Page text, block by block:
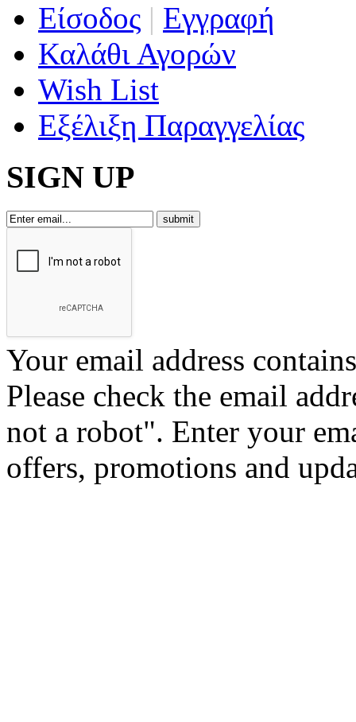
Είσοδος | Εγγραφή
Καλάθι Αγορών
Wish List
Εξέλιξη Παραγγελίας
SIGN UP
Your email address
Please check the email
not a robot". Enter your
offers, promotions and